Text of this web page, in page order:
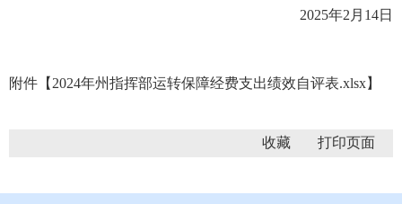
2025年2月14日
附件【 2024年州指挥部运转保障经费支出绩效自评表.xlsx】
收藏